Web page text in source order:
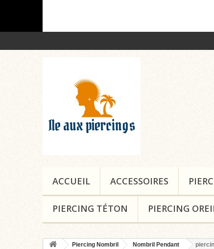
ACCUEIL ACCESSOIRES
PIERCING TÉTON PIERCING
Piercing Nombril Nombril Pendant